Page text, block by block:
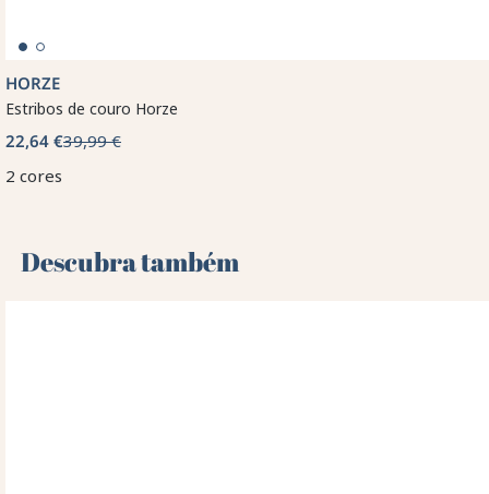
HORZE
Estribos de couro Horze
22,64 €39,99 €
2 cores
Descubra também 🌻